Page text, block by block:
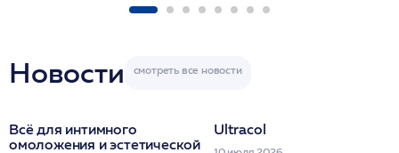
Новости
Всё для интимного
омоложения и эстетической
Ultracol